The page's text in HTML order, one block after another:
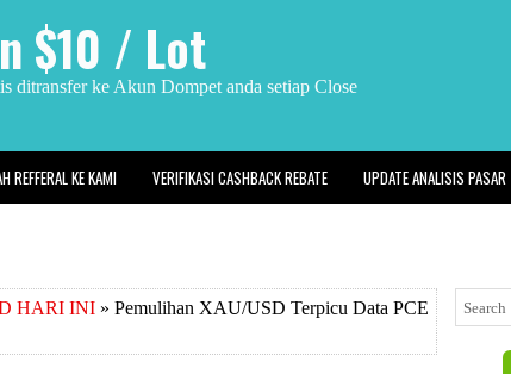
$10 / Lot
ditransfer ke Akun Dompet anda setiap Close
REFFERAL KE KAMI VERIFIKASI CASHBACK REBATE UPDATE ANALISIS PASAR
HARI INI » Pemulihan XAU/USD Terpicu Data PCE